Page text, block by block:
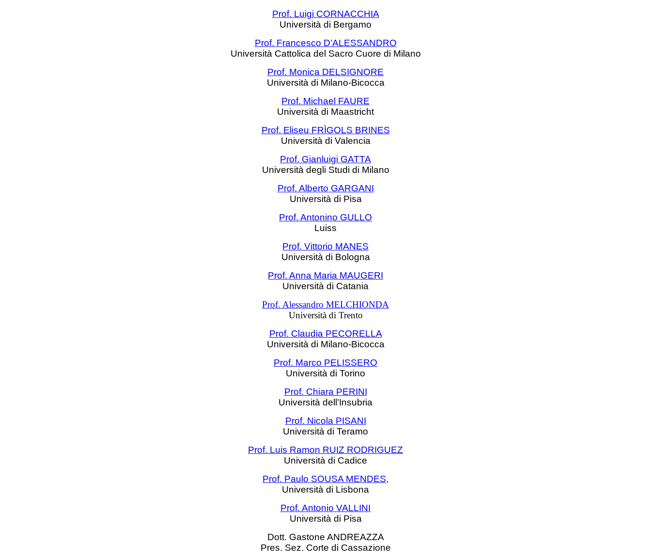
Prof. Luigi CORNACCHIA
Università di Bergamo
Prof. Francesco D’ALESSANDRO
Università Cattolica del Sacro Cuore di Milano
Prof. Monica DELSIGNORE
Università di Milano-Bicocca
Prof. Michael FAURE
Università di Maastricht
Prof. Eliseu FRÌGOLS BRINES
Università di Valencia
Prof. Gianluigi GATTA
Università degli Studi di Milano
Prof. Alberto GARGANI
Università di Pisa
Prof. Antonino GULLO
Luiss
Prof. Vittorio MANES
Università di Bologna
Prof. Anna Maria MAUGERI
Università di Catania
Prof. Alessandro MELCHIONDA
Università di Trento
Prof. Claudia PECORELLA
Università di Milano-Bicocca
Prof. Marco PELISSERO
Università di Torino
Prof. Chiara PERINI
Università dell’Insubria
Prof. Nicola PISANI
Università di Teramo
Prof. Luis Ramon RUIZ RODRIGUEZ
Università di Cadice
Prof. Paulo SOUSA MENDES,
Università di Lisbona
Prof. Antonio VALLINI
Università di Pisa
Dott. Gastone ANDREAZZA
Pres. Sez. Corte di Cassazione